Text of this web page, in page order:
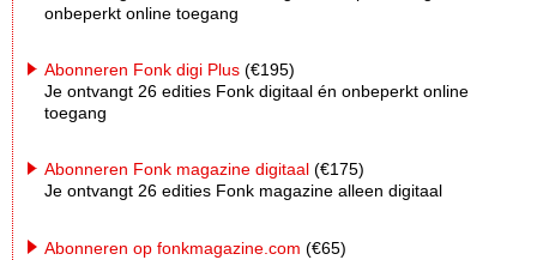
onbeperkt online toegang
Abonneren Fonk digi Plus (€195)
Je ontvangt 26 edities Fonk digitaal én onbeperkt online
toegang
Abonneren Fonk magazine digitaal (€175)
Je ontvangt 26 edities Fonk magazine alleen digitaal
Abonneren op fonkmagazine.com (€65)